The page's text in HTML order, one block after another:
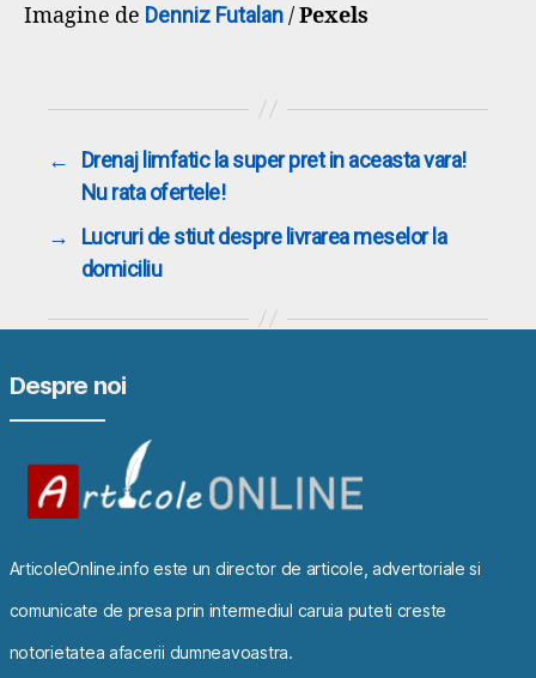
Imagine de Denniz Futalan/Pexels
←
Drenaj limfatic la super pret in aceasta vara!
Nu rata ofertele!
→
Lucruri de stiut despre livrarea meselor la
domiciliu
Despre noi
ArticoleOnline.info este un director de articole, advertoriale si
comunicate de presa prin intermediul caruia puteti creste
notorietatea afacerii dumneavoastra.